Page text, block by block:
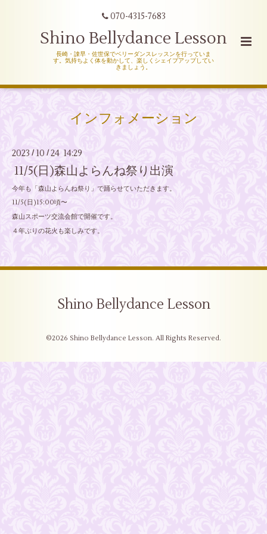
070-4315-7683
Shino Bellydance Lesson
長崎・諌早・佐世保でベリーダンスレッスンを行っていま
す。気持ちよく体を動かして、楽しくシェイプアップしてい
きましょう。
インフォメーション
2023 / 10 /24 14:29
11/5(日)森山よらんね祭り出演
今年も「森山よらんね祭り」で踊らせていただきます。
11/5(日)15:00頃〜
森山スポーツ交流会館で開催です。
４年ぶりの花火も楽しみです。
Shino Bellydance Lesson
©2026 Shino Bellydance Lesson. All Rights Reserved.